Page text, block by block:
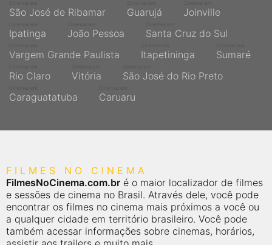
São José de Ribamar Guarujá Joinville
Ipatinga João Pessoa Santa Cruz do Sul
Vargem Grande Paulista Itapetininga Sumaré
Rio Claro Vitória São José do Rio Preto
Caraguatatuba Caruaru
FILMES NO CINEMA
FilmesNoCinema.com.br é o maior localizador de filmes
e sessões de cinema no Brasil. Através dele, você pode
encontrar os filmes no cinema mais próximos a você ou
a qualquer cidade em território brasileiro. Você pode
também acessar informações sobre cinemas, horários,